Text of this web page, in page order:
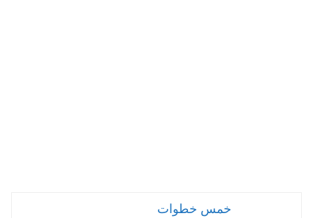
خمس خطوات